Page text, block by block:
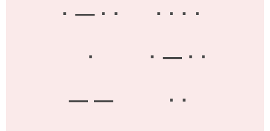
· — · ·
· · · ·
·
· — · ·
— —
· ·